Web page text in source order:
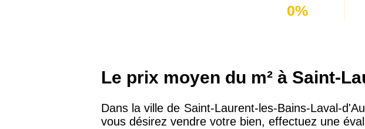
0%
Le prix moyen du m² à Saint-
Dans la ville de Saint-Laurent-les-Bains-Laval-
vous désirez vendre votre bien, effectuez une